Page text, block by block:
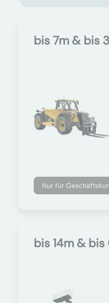
bis 7m & bis
Nur für
bis 14m & bis